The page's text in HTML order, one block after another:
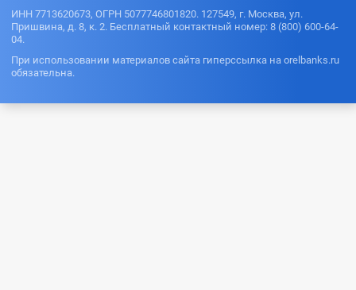
ИНН 7713620673, ОГРН 5077746801820. 127549, г. Москва, ул.
Пришвина, д. 8, к. 2. Бесплатный контактный номер: 8 (800) 600-64-
04.
При использовании материалов сайта гиперссылка на orelbanks.ru
обязательна.